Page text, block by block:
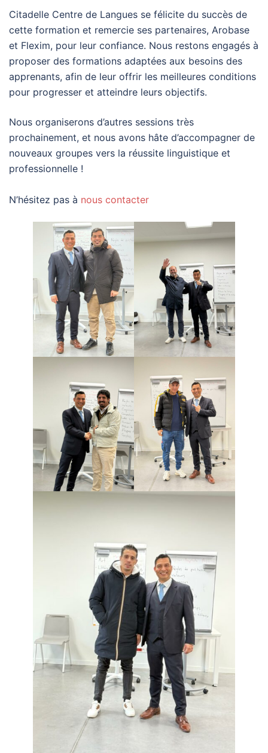
Citadelle Centre de Langues se félicite du succès de
cette formation et remercie ses partenaires, Arobase
et Flexim, pour leur confiance. Nous restons engagés à
proposer des formations adaptées aux besoins des
apprenants, afin de leur offrir les meilleures conditions
pour progresser et atteindre leurs objectifs.
Nous organiserons d’autres sessions très
prochainement, et nous avons hâte d’accompagner de
nouveaux groupes vers la réussite linguistique et
professionnelle !
N’hésitez pas à nous contacter